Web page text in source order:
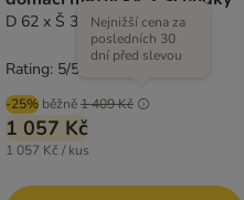
D 62 x Š 39 x V 35,5 cm
-25% běžně1 409 Kč
Nejnižší cena za
posledních 30
dní před slevou
1 057 Kč
1 057 Kč / kus
Rating: 5/5